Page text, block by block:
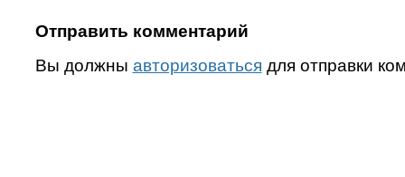
Отправить комментарий
Вы должны авторизоваться для отправки